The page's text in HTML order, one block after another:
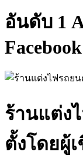
อันดับ 1
Facebook
ร้านแต่ง
ตั้งโดยผู้